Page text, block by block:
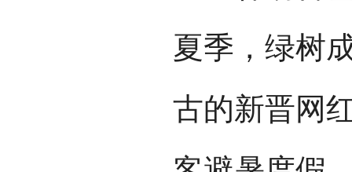
夏季，绿树
古的新晋网